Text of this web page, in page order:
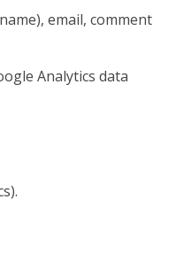
email, comment
Analytics data